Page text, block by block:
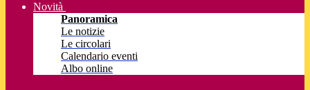
Novità
Panoramica
Le notizie
Le circolari
Calendario eventi
Albo online